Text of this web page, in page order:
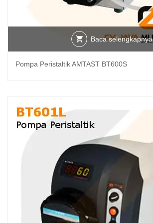
Baca selengkapnya
Pompa Peristaltik AMTAST BT600S